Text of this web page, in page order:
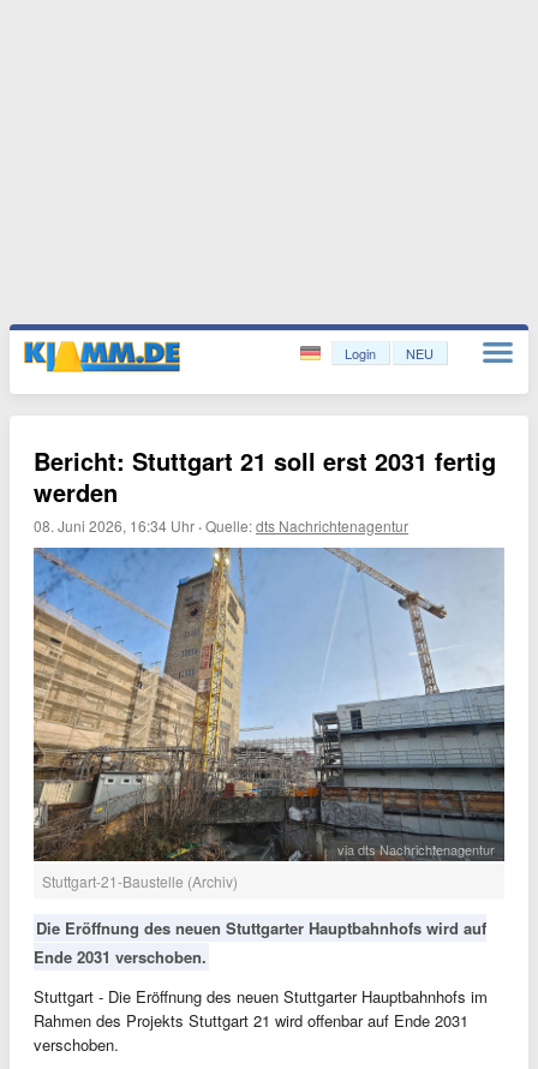
Login NEU
Bericht: Stuttgart 21 soll erst 2031 fertig
werden
08. Juni 2026, 16:34 Uhr ·Quelle:dts Nachrichtenagentur
via dts Nachrichtenagentur
Stuttgart-21-Baustelle (Archiv)
Die Eröffnung des neuen Stuttgarter Hauptbahnhofs wird auf
Ende 2031 verschoben.
Stuttgart - Die Eröffnung des neuen Stuttgarter Hauptbahnhofs im
Rahmen des Projekts Stuttgart 21 wird offenbar auf Ende 2031
verschoben.